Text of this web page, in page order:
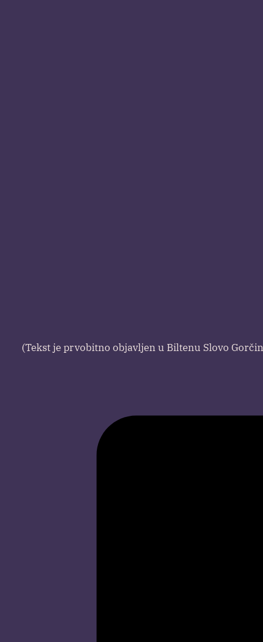
(Tekst je prvobitno objavljen u Biltenu Slovo